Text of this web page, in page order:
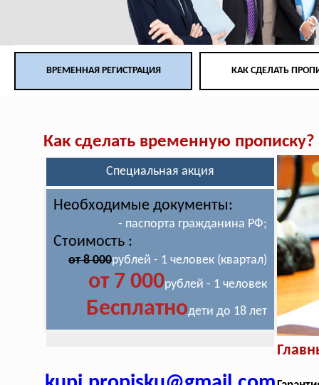
ВРЕМЕННАЯ РЕГИСТРАЦИЯ КАК СДЕЛАТЬ
Как сделать временную прописку?
Специальная акция
Необходимые документы:
- паспорта гражданина РФ;
Стоимость :
от 8 000рублей - 1 человек (квартал)
от 7 000рублей - 1 человек
Бесплатнодети до 18 лет